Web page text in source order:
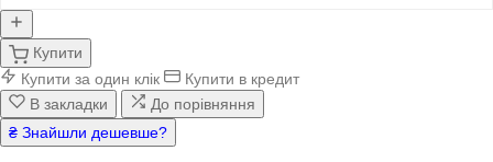
Купити
Купити за один клік
Купити в кредит
В закладки
До порівняння
₴ Знайшли дешевше?